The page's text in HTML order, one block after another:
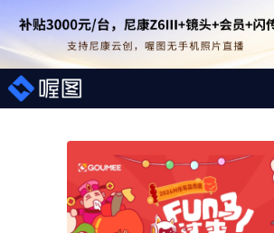
照片案例
短视频直播案例